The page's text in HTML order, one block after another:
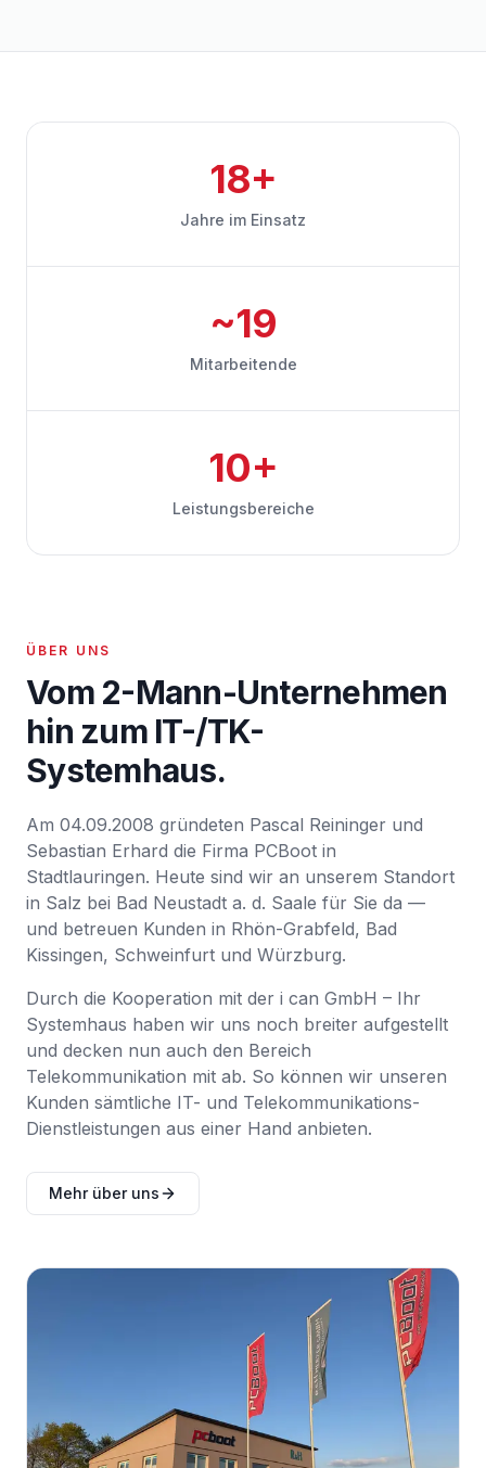
18+
Jahre im Einsatz
~19
Mitarbeitende
10+
Leistungs­bereiche
ÜBER UNS
Vom 2-Mann-Unternehmen
hin zum IT-/TK-
Systemhaus.
Am 04.09.2008 gründeten Pascal Reininger und
Sebastian Erhard die Firma PCBoot in
Stadtlauringen. Heute sind wir an unserem Standort
in Salz bei Bad Neustadt a. d. Saale für Sie da —
und betreuen Kunden in Rhön-Grabfeld, Bad
Kissingen, Schweinfurt und Würzburg.
Durch die Kooperation mit der i can GmbH – Ihr
Systemhaus haben wir uns noch breiter aufgestellt
und decken nun auch den Bereich
Telekommunikation mit ab. So können wir unseren
Kunden sämtliche IT- und Telekommunikations-
Dienstleistungen aus einer Hand anbieten.
Mehr über uns